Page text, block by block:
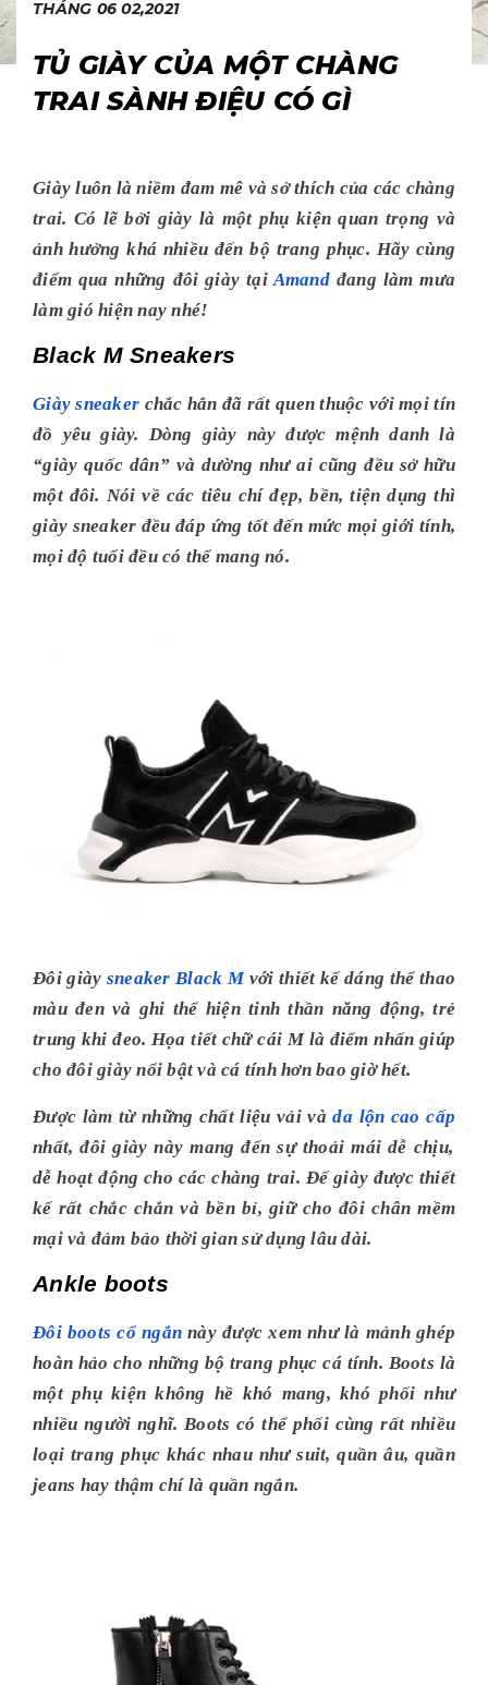
THÁNG 06 02,2021
TỦ GIÀY CỦA MỘT CHÀNG
TRAI SÀNH ĐIỆU CÓ GÌ
Giày luôn là niềm đam mê và sở thích của các chàng
trai. Có lẽ bởi giày là một phụ kiện quan trọng và
ảnh hưởng khá nhiều đến bộ trang phục. Hãy cùng
điểm qua những đôi giày tạiAmandđang làm mưa
làm gió hiện nay nhé!
Black M Sneakers
Giày sneaker chắc hẳn đã rất quen thuộc với mọi tín
đồ yêu giày. Dòng giày này được mệnh danh là
“giày quốc dân” và dường như ai cũng đều sở hữu
một đôi. Nói về các tiêu chí đẹp, bền, tiện dụng thì
giày sneaker đều đáp ứng tốt đến mức mọi giới tính,
mọi độ tuổi đều có thể mang nó.
Đôi giày sneaker Black M với thiết kế dáng thể thao
màu đen và ghi thể hiện tinh thần năng động, trẻ
trung khi đeo. Họa tiết chữ cái M là điểm nhấn giúp
cho đôi giày nổi bật và cá tính hơn bao giờ hết.
Được làm từ những chất liệu vải vàda lộn cao cấp
nhất, đôi giày này mang đến sự thoải mái dễ chịu,
dễ hoạt động cho các chàng trai. Đế giày được thiết
kế rất chắc chắn và bền bỉ, giữ cho đôi chân mềm
mại và đảm bảo thời gian sử dụng lâu dài.
Ankle boots
Đôi boots cổ ngắn này được xem như là mảnh ghép
hoàn hảo cho những bộ trang phục cá tính. Boots là
một phụ kiện không hề khó mang, khó phối như
nhiều người nghĩ. Boots có thể phối cùng rất nhiều
loại trang phục khác nhau như suit, quần âu, quần
jeans hay thậm chí là quần ngắn.